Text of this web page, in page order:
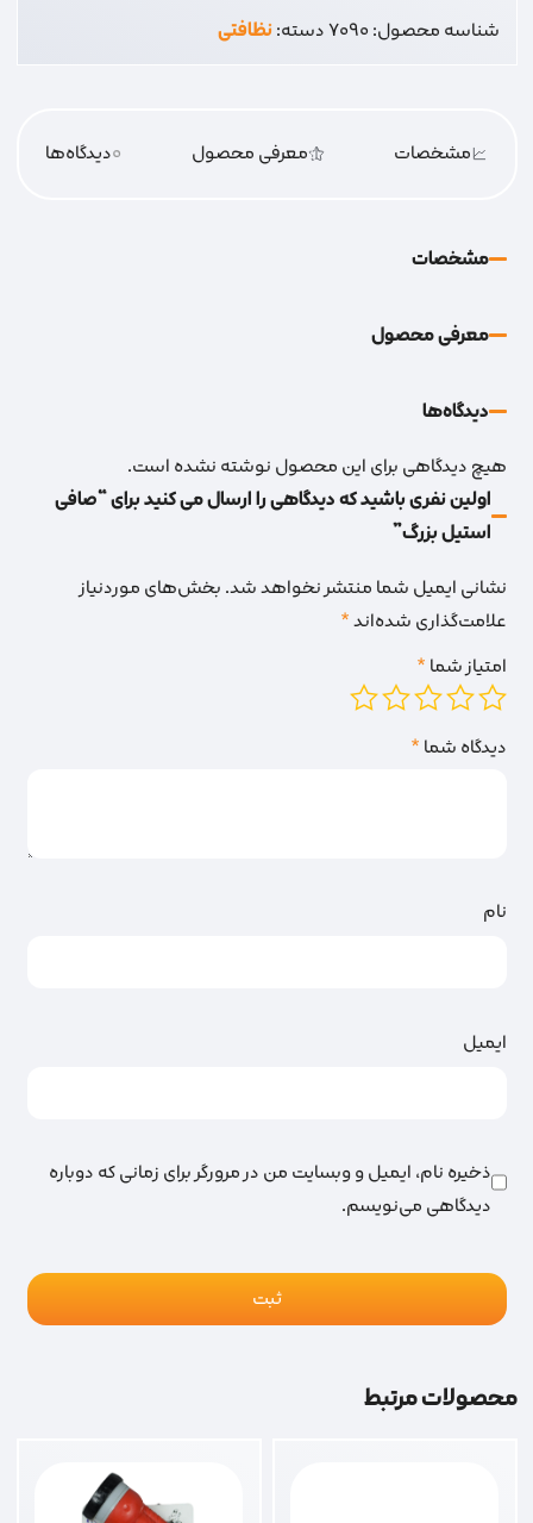
عدد
شناسه محصول:7090دسته:نظافتی
مشخصات معرفی محصول 0دیدگاه‌‌ها
مشخصات
معرفی محصول
دیدگاه‌‌ها
هیچ دیدگاهی برای این محصول نوشته نشده است.
اولین نفری باشید که دیدگاهی را ارسال می کنید برای “صافی
استیل بزرگ”
نشانی ایمیل شما منتشر نخواهد شد.بخش‌های موردنیاز
علامت‌گذاری شده‌اند*
امتیاز شما*
دیدگاه شما*
نام
ایمیل
ذخیره نام، ایمیل و وبسایت من در مرورگر برای زمانی که دوباره
دیدگاهی می‌نویسم.
محصولات مرتبط